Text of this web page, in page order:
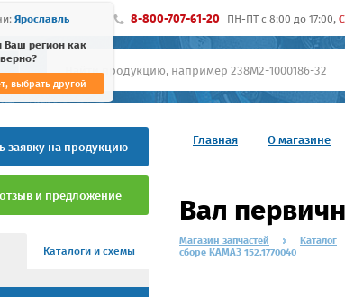
Ярославль
регион как
выбрать другой
8-800-707-61-20 ПН-ПТ c 8:00 до 17:00,
Главная О магазине
заявку на продукцию
и предложение
Каталоги и схемы
Вал
Магазин запчастей Каталог
сборе КАМАЗ 152.1770040